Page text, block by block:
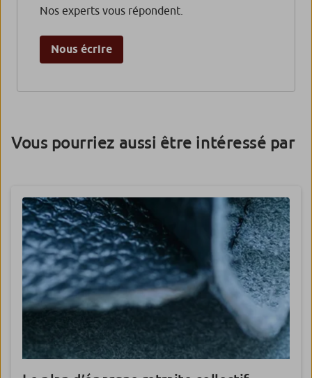
Nos experts vous répondent.
Nous écrire
Vous pourriez aussi être intéressé par